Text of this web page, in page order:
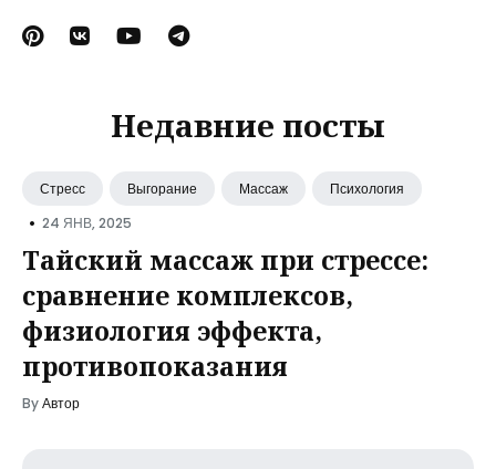
Недавние посты
Стресс Выгорание Массаж Психология
• 24 ЯНВ, 2025
Тайский массаж при стрессе:
сравнение комплексов,
физиология эффекта,
противопоказания
ByАвтор